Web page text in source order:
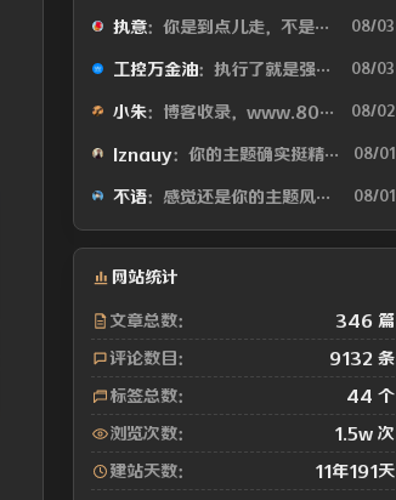
执意：你是到点儿走，不是早走，怕啥 08/03
工控万金油：执行了就是强。但这个质量问题不应该由物业或是房产公司来处理吗😂 08/03
小朱：博客收录，www.80tz.cn😊 08/02
lznauy：你的主题确实挺精致的，一看就是花很多时间打磨的，现在都是用AI写代码... 08/01
不语：感觉还是你的主题风格好看 08/01
网站统计
文章总数： 346 篇
评论数目： 9132 条
标签总数： 44 个
浏览次数： 1.5w 次
建站天数： 11年191天